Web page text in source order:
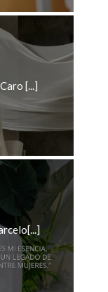
[...]